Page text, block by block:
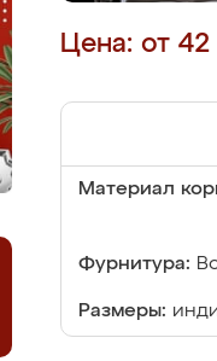
Цена: от
Материал
Фурнитура:
Размеры: